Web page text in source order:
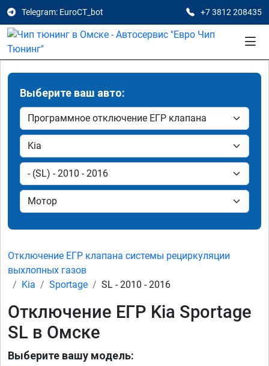
Telegram: EuroCT_bot +7 3812 208435
Выберите ваш авто:
Отключение ЕГР клапана системы рециркуляции
выхлопных газов
Kia
Sportage SL - 2010 - 2016
Отключение ЕГР Kia Sportage
SL в Омске
Выберите вашу модель: